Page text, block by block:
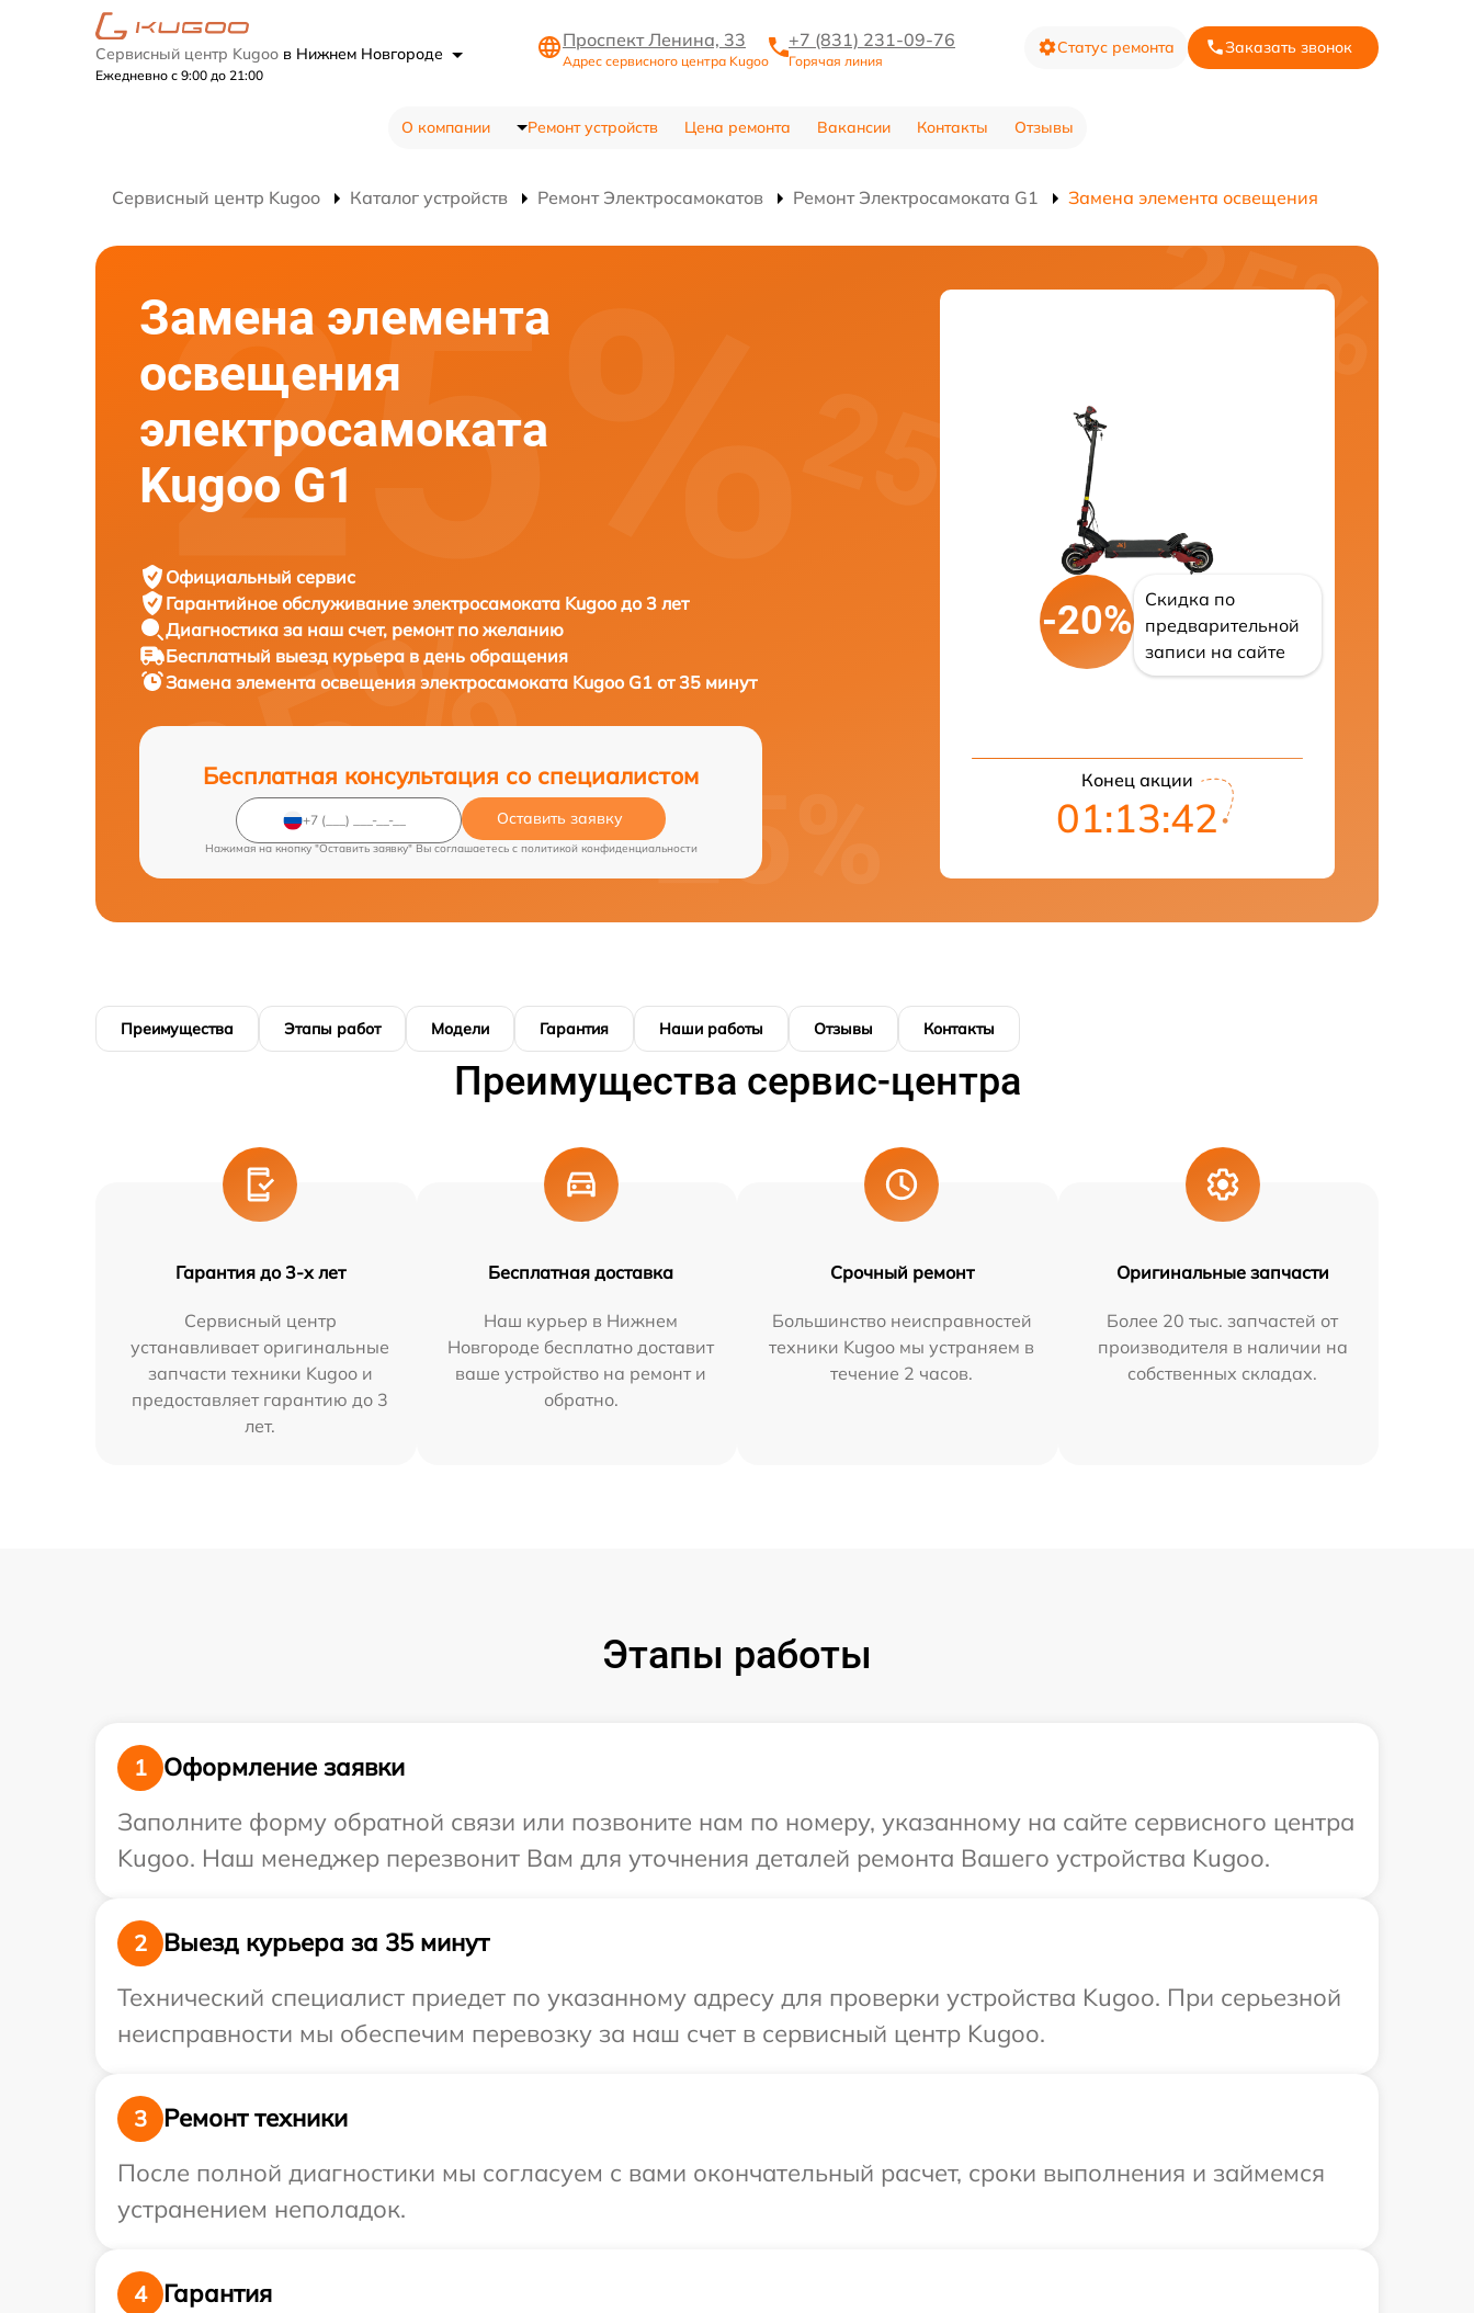
Сервисный центр Kugoo в Нижнем Новгороде
Ежедневно с 9:00 до 21:00
Проспект Ленина, 33
Адрес сервисного центра Kugoo
+7 (831) 231-09-76
Горячая линия
Статус ремонта Заказать звонок
О компании Ремонт устройств Цена ремонта Вакансии Контакты Отзывы
Сервисный центр Kugoo Каталог устройств Ремонт Электросамокатов Ремонт Электросамоката G1 Замена элемента освещения
Замена элемента
освещения
электросамоката
Kugoo G1
Официальный сервис
Гарантийное обслуживание электросамоката Kugoo до 3 лет
Диагностика за наш счет, ремонт по желанию
Бесплатный выезд курьера в день обращения
Замена элемента освещения электросамоката Kugoo G1 от 35 минут
Бесплатная консультация со специалистом
Оставить заявку
Нажимая на кнопку "Оставить заявку" Вы соглашаетесь c политикой конфиденциальности
-20%
Скидка по
предварительной
записи на сайте
Конец акции
01:13:41
Преимущества Этапы работ Модели Гарантия Наши работы Отзывы Контакты
Преимущества сервис-центра
Гарантия до 3-х лет
Сервисный центр
устанавливает оригинальные
запчасти техники Kugoo и
предоставляет гарантию до 3
лет.
Бесплатная доставка
Наш курьер в Нижнем
Новгороде бесплатно доставит
ваше устройство на ремонт и
обратно.
Срочный ремонт
Большинство неисправностей
техники Kugoo мы устраняем в
течение 2 часов.
Оригинальные запчасти
Более 20 тыс. запчастей от
производителя в наличии на
собственных складах.
Этапы работы
1
Оформление заявки
Заполните форму обратной связи или позвоните нам по номеру, указанному на сайте сервисного центра
Kugoo. Наш менеджер перезвонит Вам для уточнения деталей ремонта Вашего устройства Kugoo.
2
Выезд курьера за 35 минут
Технический специалист приедет по указанному адресу для проверки устройства Kugoo. При серьезной
неисправности мы обеспечим перевозку за наш счет в сервисный центр Kugoo.
3
Ремонт техники
После полной диагностики мы согласуем с вами окончательный расчет, сроки выполнения и займемся
устранением неполадок.
4
Гарантия